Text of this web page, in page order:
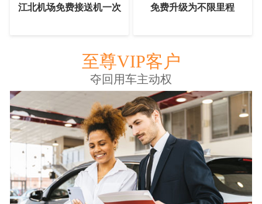
江北机场免费接送机一次 免费升级为不限里程
至尊VIP客户
夺回用车主动权